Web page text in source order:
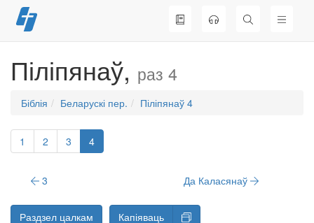
Перайсці
да
Піліпянаў, раз 4
Біблія Беларускі пер. Піліпянаў 4
1 2 3 4
3 Да Каласянаў
Раздзел цалкам Капіяваць